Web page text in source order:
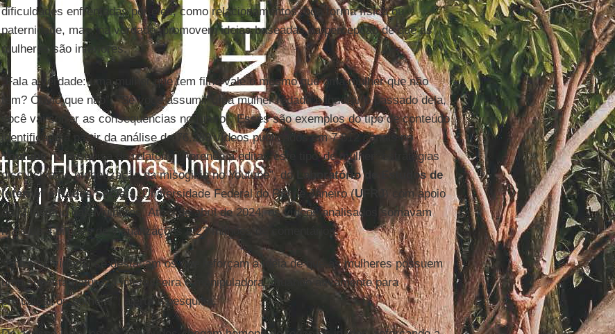
dificuldades enfrentadas por eles, como relacionamentos, boa forma física ou
paternidade, mas, na verdade, promovem ideias baseadas na percepção de que as
mulheres são inferiores.
“Fala a verdade: uma mulher que tem filho vale o mesmo que uma mulher que não
tem? Óbvio que não”. “Se você assumir uma mulher rodada e ignorar o passado dela,
você vai sofrer as consequências no futuro”. Esses são exemplos do tipo de conteúdo
identificado a partir da análise de 76.289 vídeos publicados em 7.812 canais no
Youtubena pesquisa do relatório “Aprenda a editar ‘este tipo’ de mulher: estratégias
discursivas e monetização da misoginia no Youtube”, do
Laboratório de Estudos de
Internet e Redes Sociais, Universidade Federal do Rio de Janeiro (UFRJ ) com apoio
do Ministério das Mulheres. Até 8 de abril de 2024, os vídeos analisados somavam
mais de 4 bilhões de visualizações e 23 milhões de comentários.
“Entre os vídeos, se destacam os que reforçam a ideia de que as mulheres possuem
uma suposta natureza interesseira e manipuladora, atuando ativamente para
prejudicar os homens”, alerta a pesquisa.